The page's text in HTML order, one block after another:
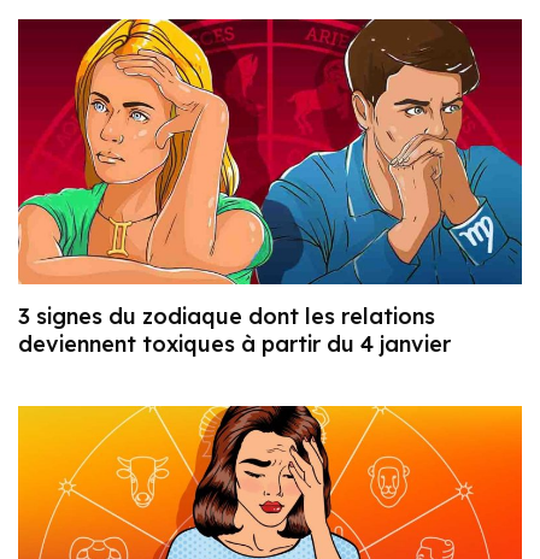
3 signes du zodiaque dont les relations
deviennent toxiques à partir du 4 janvier